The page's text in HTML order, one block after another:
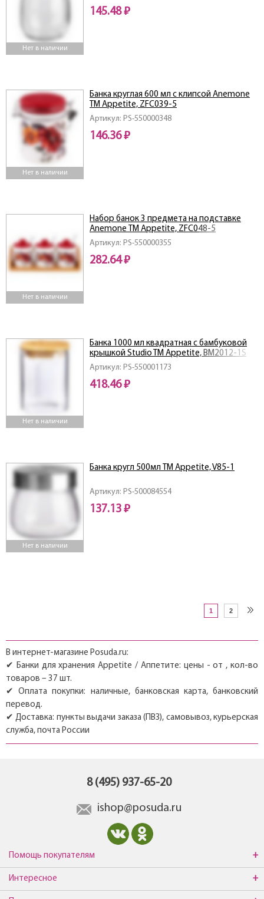
Нет в наличии
145.48 ₽
Нет в наличии
Артикул: PS-550000348
Банка круглая 600 мл c клипсой Аnemone
ТМ Appetite, ZFC039-5
146.36 ₽
Нет в наличии
Артикул: PS-550000355
Набор банок 3 предмета на подставке
Аnemone ТМ Appetite, ZFC048-5
282.64 ₽
Нет в наличии
Артикул: PS-550001173
Банка 1000 мл квадратная с бамбуковой
крышкой Studio TM Appetite, BM2012-1S
418.46 ₽
Нет в наличии
Артикул: PS-500084554
Банка кругл 500мл TM Appetite, V85-1
137.13 ₽
1 2
В интернет-магазине Posuda.ru:
✔ Банки для хранения Appetite / Аппетите: цены - от , кол-во
товаров – 37 шт.
✔ Оплата покупки: наличные, банковская карта, банковский
перевод.
✔ Доставка: пункты выдачи заказа (ПВЗ), самовывоз, курьерская
служба, почта России
8 (495) 937-65-20
ishop@posuda.ru
Помощь покупателям
Интересное